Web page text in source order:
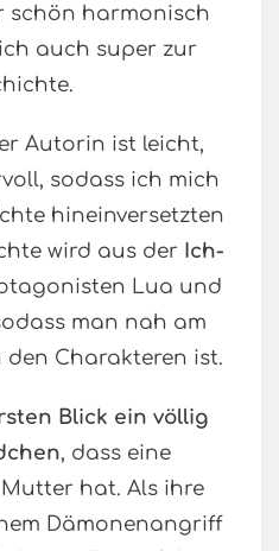
schön harmonisch
auch super zur
Autorin ist leicht,
sodass ich mich
hineinversetzten
wird aus der Ich-
Lua und
man nah am
den Charakteren ist.
Blick ein völlig
, dass eine
Mutter hat. Als ihre
Dämonenangriff